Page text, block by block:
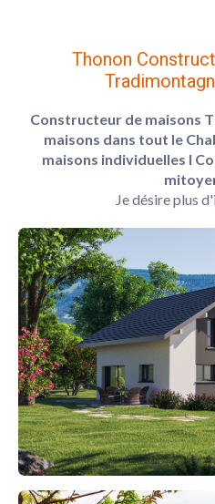
Thonon
Constructeur de maisons
maisons dans tout le
maisons individuelles l
Je désire plus